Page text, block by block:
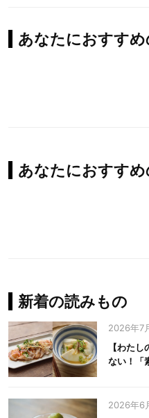
あなたにおすすめ
あなたにおすす
新着の読みもの
2026年7
【わた
ない！「
2026年6